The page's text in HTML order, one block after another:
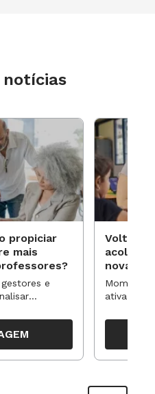
propiciar
mais
e
o
do
Volta às
novas
ativa
propostas